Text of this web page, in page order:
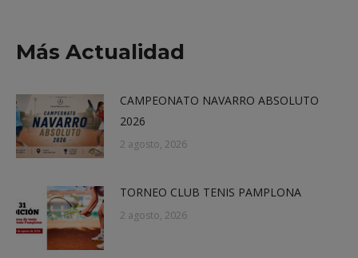
Más Actualidad
CAMPEONATO NAVARRO ABSOLUTO
2026
2 agosto, 2026
TORNEO CLUB TENIS PAMPLONA
2 agosto, 2026